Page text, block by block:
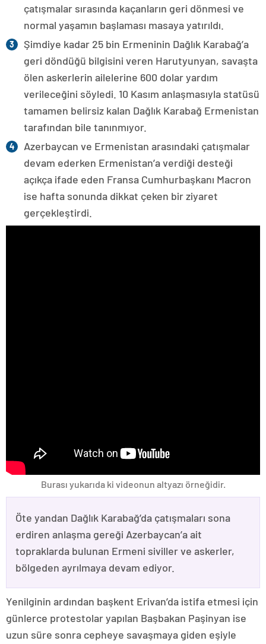
çatışmalar sırasında kaçanların geri dönmesi ve
normal yaşamın başlaması masaya yatırıldı.
Şimdiye kadar 25 bin Ermeninin Dağlık Karabağ’a
geri döndüğü bilgisini veren Harutyunyan, savaşta
ölen askerlerin ailelerine 600 dolar yardım
verileceğini söyledi. 10 Kasım anlaşmasıyla statüsü
tamamen belirsiz kalan Dağlık Karabağ Ermenistan
tarafından bile tanınmıyor.
Azerbaycan ve Ermenistan arasındaki çatışmalar
devam ederken Ermenistan’a verdiği desteği
açıkça ifade eden Fransa Cumhurbaşkanı Macron
ise hafta sonunda dikkat çeken bir ziyaret
gerçekleştirdi.
Burası yukarıda ki videonun altyazı örneğidir.
Öte yandan Dağlık Karabağ’da çatışmaları sona
erdiren anlaşma gereği Azerbaycan’a ait
topraklarda bulunan Ermeni siviller ve askerler,
bölgeden ayrılmaya devam ediyor.
Yenilginin ardından başkent Erivan’da istifa etmesi için
günlerce protestolar yapılan Başbakan Paşinyan ise
uzun süre sonra cepheye savaşmaya giden eşiyle